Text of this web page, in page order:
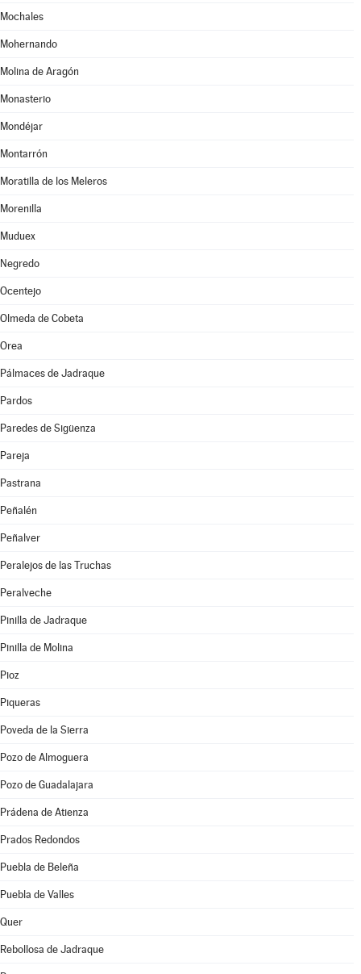
Mochales
Mohernando
Molina de Aragón
Monasterio
Mondéjar
Montarrón
Moratilla de los Meleros
Morenilla
Muduex
Negredo
Ocentejo
Olmeda de Cobeta
Orea
Pálmaces de Jadraque
Pardos
Paredes de Sigüenza
Pareja
Pastrana
Peñalén
Peñalver
Peralejos de las Truchas
Peralveche
Pinilla de Jadraque
Pinilla de Molina
Pioz
Piqueras
Poveda de la Sierra
Pozo de Almoguera
Pozo de Guadalajara
Prádena de Atienza
Prados Redondos
Puebla de Beleña
Puebla de Valles
Quer
Rebollosa de Jadraque